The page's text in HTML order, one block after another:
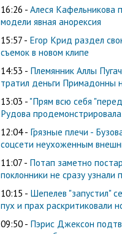
16:26 - Алеся Кафельникова
модели явная анорексия
15:57 - Егор Крид раздел
съемок в новом клипе
14:53 - Племянник Аллы
тратил деньги Примадонны
13:03 - "Прям всю себя
Рудова
12:04 - Грязные плечи -
соцсети неухоженным
11:07 - Потап заметно
поклонники не сразу узнали
10:15 - Шепелев "запустил"
пух и прах раскритиковали
09:50 - Пэрис Джексон